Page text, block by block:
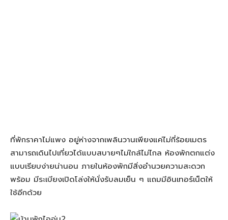
ที่พักราคาไม่แพง อยู่ห่างจากเพลินวานเพียงแค่ไม่กี่ร้อยเมตร
สามารถเดินไปเที่ยวได้แบบสบายๆไม่ใกล้ไม่ไกล ห้องพักตกแต่ง
แบบเรียบง่ายน่านอน ภายในห้องพักมีสิ่งอำนวยความสะดวก
พร้อม มีระเบียงเปิดโล่งให้นั่งรับลมเย็น ๆ แถมมีอินเทอร์เน็ตให้
ใช้อีกด้วย